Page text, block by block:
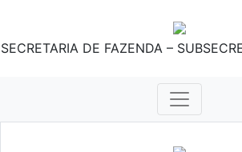
SECRETARIA DE FAZENDA –